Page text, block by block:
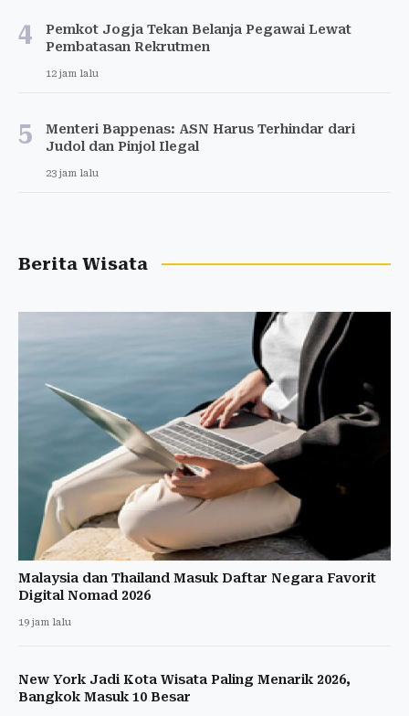
4
Pemkot Jogja Tekan Belanja Pegawai Lewat
Pembatasan Rekrutmen
12 jam lalu
5
Menteri Bappenas: ASN Harus Terhindar dari
Judol dan Pinjol Ilegal
23 jam lalu
Berita Wisata
Malaysia dan Thailand Masuk Daftar Negara Favorit
Digital Nomad 2026
19 jam lalu
New York Jadi Kota Wisata Paling Menarik 2026,
Bangkok Masuk 10 Besar